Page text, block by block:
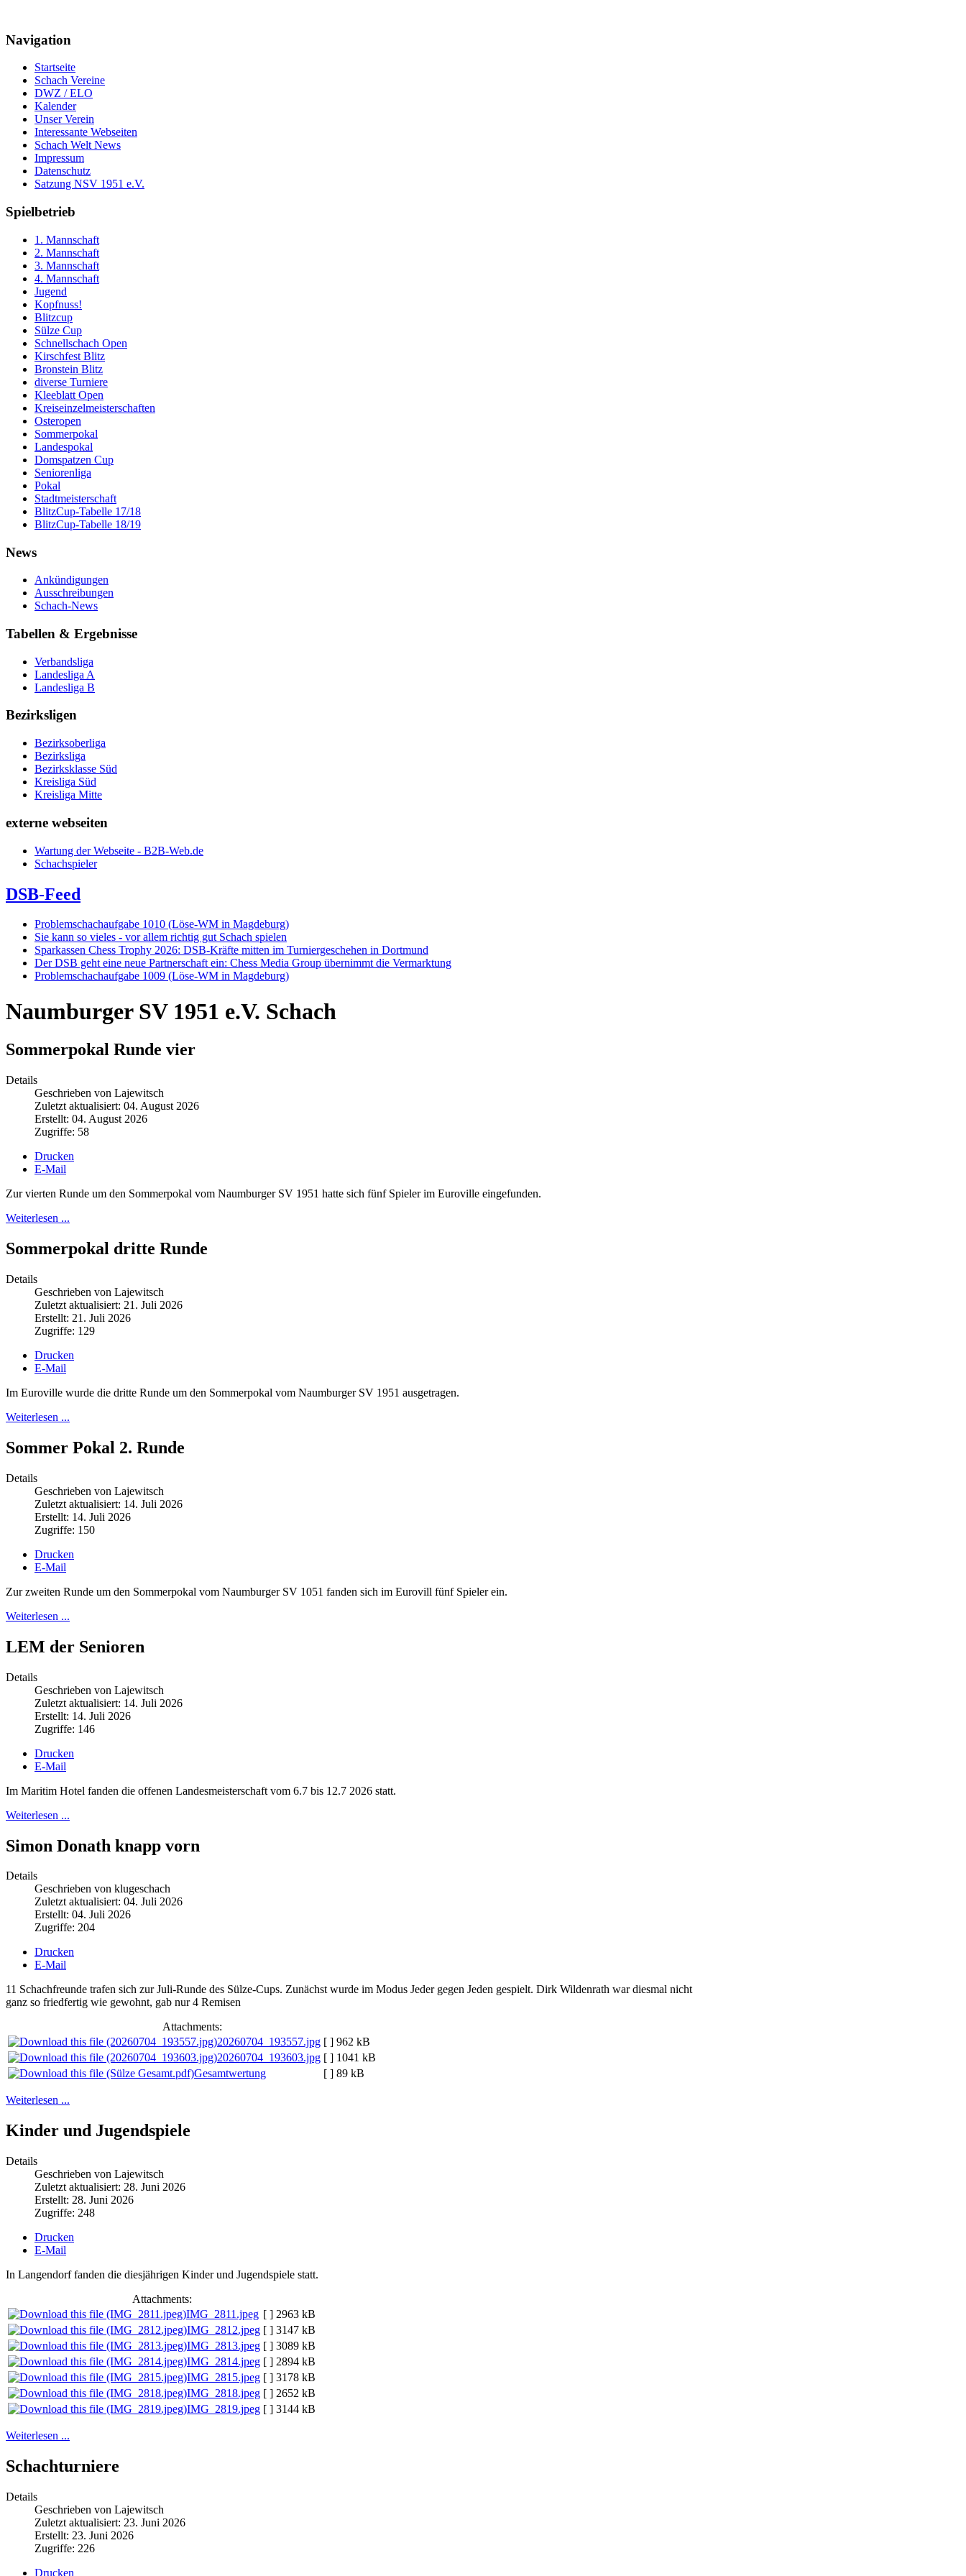
Navigation
Startseite
Schach Vereine
DWZ / ELO
Kalender
Unser Verein
Interessante Webseiten
Schach Welt News
Impressum
Datenschutz
Satzung NSV 1951 e.V.
Spielbetrieb
1. Mannschaft
2. Mannschaft
3. Mannschaft
4. Mannschaft
Jugend
Kopfnuss!
Blitzcup
Sülze Cup
Schnellschach Open
Kirschfest Blitz
Bronstein Blitz
diverse Turniere
Kleeblatt Open
Kreiseinzelmeisterschaften
Osteropen
Sommerpokal
Landespokal
Domspatzen Cup
Seniorenliga
Pokal
Stadtmeisterschaft
BlitzCup-Tabelle 17/18
BlitzCup-Tabelle 18/19
News
Ankündigungen
Ausschreibungen
Schach-News
Tabellen & Ergebnisse
Verbandsliga
Landesliga A
Landesliga B
Bezirksligen
Bezirksoberliga
Bezirksliga
Bezirksklasse Süd
Kreisliga Süd
Kreisliga Mitte
externe webseiten
Wartung der Webseite - B2B-Web.de
Schachspieler
DSB-Feed
Problemschachaufgabe 1010 (Löse-WM in Magdeburg)
Sie kann so vieles - vor allem richtig gut Schach spielen
Sparkassen Chess Trophy 2026: DSB-Kräfte mitten im Turniergeschehen in Dortmund
Der DSB geht eine neue Partnerschaft ein: Chess Media Group übernimmt die Vermarktung
Problemschachaufgabe 1009 (Löse-WM in Magdeburg)
Naumburger SV 1951 e.V. Schach
Sommerpokal Runde vier
Details
Geschrieben von Lajewitsch
Zuletzt aktualisiert: 04. August 2026
Erstellt: 04. August 2026
Zugriffe: 58
Drucken
E-Mail
Zur vierten Runde um den Sommerpokal vom Naumburger SV 1951 hatte sich fünf Spieler im Euroville eingefunden.
Weiterlesen ...
Sommerpokal dritte Runde
Details
Geschrieben von Lajewitsch
Zuletzt aktualisiert: 21. Juli 2026
Erstellt: 21. Juli 2026
Zugriffe: 129
Drucken
E-Mail
Im Euroville wurde die dritte Runde um den Sommerpokal vom Naumburger SV 1951 ausgetragen.
Weiterlesen ...
Sommer Pokal 2. Runde
Details
Geschrieben von Lajewitsch
Zuletzt aktualisiert: 14. Juli 2026
Erstellt: 14. Juli 2026
Zugriffe: 150
Drucken
E-Mail
Zur zweiten Runde um den Sommerpokal vom Naumburger SV 1051 fanden sich im Eurovill fünf Spieler ein.
Weiterlesen ...
LEM der Senioren
Details
Geschrieben von Lajewitsch
Zuletzt aktualisiert: 14. Juli 2026
Erstellt: 14. Juli 2026
Zugriffe: 146
Drucken
E-Mail
Im Maritim Hotel fanden die offenen Landesmeisterschaft vom 6.7 bis 12.7 2026 statt.
Weiterlesen ...
Simon Donath knapp vorn
Details
Geschrieben von klugeschach
Zuletzt aktualisiert: 04. Juli 2026
Erstellt: 04. Juli 2026
Zugriffe: 204
Drucken
E-Mail
11 Schachfreunde trafen sich zur Juli-Runde des Sülze-Cups. Zunächst wurde im Modus Jeder gegen Jeden gespielt. Dirk Wildenrath war diesmal nicht
ganz so friedfertig wie gewohnt, gab nur 4 Remisen
Attachments:
20260704_193557.jpg [ ] 962 kB
20260704_193603.jpg [ ] 1041 kB
Gesamtwertung
[ ] 89 kB
Weiterlesen ...
Kinder und Jugendspiele
Details
Geschrieben von Lajewitsch
Zuletzt aktualisiert: 28. Juni 2026
Erstellt: 28. Juni 2026
Zugriffe: 248
Drucken
E-Mail
In Langendorf fanden die diesjährigen Kinder und Jugendspiele statt.
Attachments:
IMG_2811.jpeg [ ] 2963 kB
IMG_2812.jpeg [ ] 3147 kB
IMG_2813.jpeg [ ] 3089 kB
IMG_2814.jpeg [ ] 2894 kB
IMG_2815.jpeg [ ] 3178 kB
IMG_2818.jpeg [ ] 2652 kB
IMG_2819.jpeg [ ] 3144 kB
Weiterlesen ...
Schachturniere
Details
Geschrieben von Lajewitsch
Zuletzt aktualisiert: 23. Juni 2026
Erstellt: 23. Juni 2026
Zugriffe: 226
Drucken